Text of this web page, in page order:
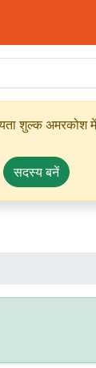
शुल्क अमरकोश
सदस्य बनें